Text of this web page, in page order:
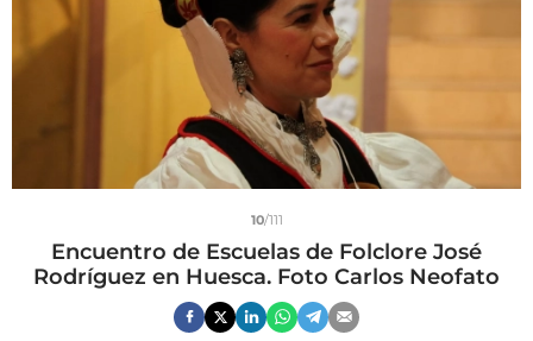
10/111
Encuentro de Escuelas de Folclore José
Rodríguez en Huesca. Foto Carlos Neofato